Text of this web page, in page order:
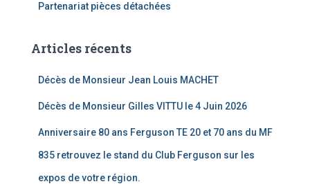
Partenariat pièces détachées
Articles récents
Décès de Monsieur Jean Louis MACHET
Décès de Monsieur Gilles VITTU le 4 Juin 2026
Anniversaire 80 ans Ferguson TE 20 et 70 ans du MF
835 retrouvez le stand du Club Ferguson sur les
expos de votre région.